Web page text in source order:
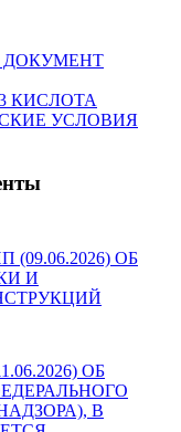
ДОКУМЕНТ
КИСЛОТА
УСЛОВИЯ
(09.06.2026) ОБ
И
ОБ
В